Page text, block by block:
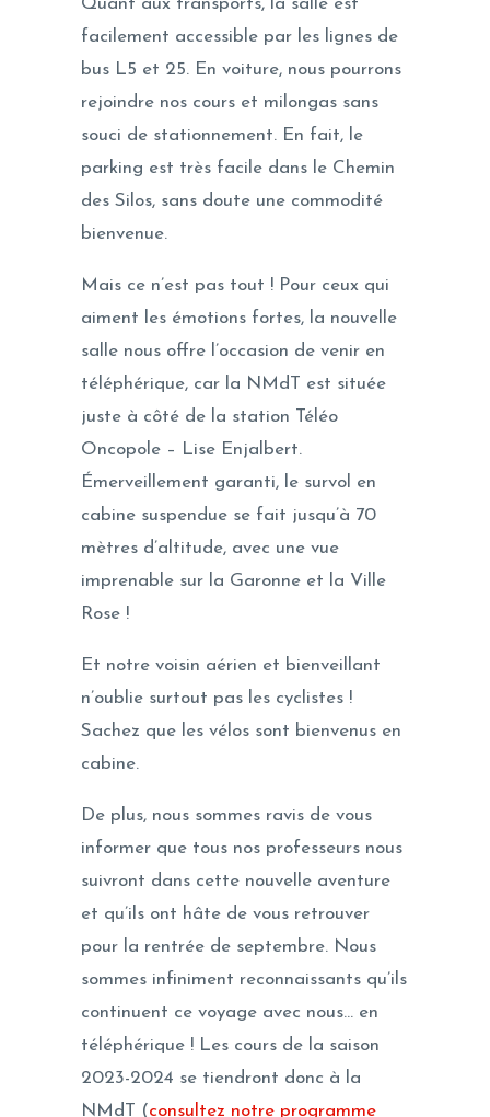
Quant aux transports, la salle est
facilement accessible par les lignes de
bus L5 et 25. En voiture, nous pourrons
rejoindre nos cours et milongas sans
souci de stationnement. En fait, le
parking est très facile dans le Chemin
des Silos, sans doute une commodité
bienvenue.
Mais ce n’est pas tout ! Pour ceux qui
aiment les émotions fortes, la nouvelle
salle nous offre l’occasion de venir en
téléphérique, car la NMdT est située
juste à côté de la station Téléo
Oncopole – Lise Enjalbert.
Émerveillement garanti, le survol en
cabine suspendue se fait jusqu’à 70
mètres d’altitude, avec une vue
imprenable sur la Garonne et la Ville
Rose !
Et notre voisin aérien et bienveillant
n’oublie surtout pas les cyclistes !
Sachez que les vélos sont bienvenus en
cabine.
De plus, nous sommes ravis de vous
informer que tous nos professeurs nous
suivront dans cette nouvelle aventure
et qu’ils ont hâte de vous retrouver
pour la rentrée de septembre. Nous
sommes infiniment reconnaissants qu’ils
continuent ce voyage avec nous… en
téléphérique ! Les cours de la saison
2023-2024 se tiendront donc à la
NMdT (consultez notre programme